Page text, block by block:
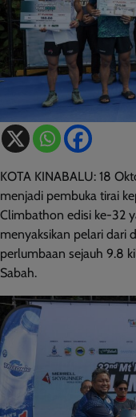
KOTA KINABALU: 18
menjadi pembuka tirai
Climbathon edisi ke-32
menyaksikan pelari dari
perlumbaan sejauh 9.8
Sabah.